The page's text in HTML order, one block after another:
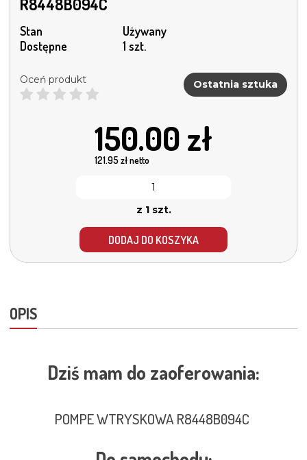
R8448B094C
Stan
Używany
Dostępne
1 szt.
Oceń produkt Ostatnia sztuka
150.00 zł
121.95zł netto
z 1 szt.
DODAJ DO KOSZYKA
OPIS
Dziś mam do zaoferowania:
POMPE WTRYSKOWA R8448B094C